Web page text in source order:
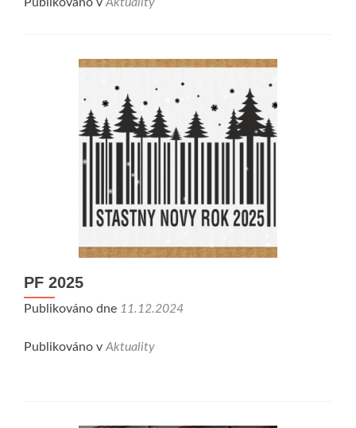
about
ukončení
Windows
10
PF 2025
Publikováno dne 11.12.2024
Publikováno v Aktuality